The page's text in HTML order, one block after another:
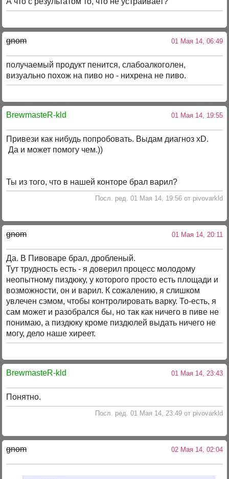
gnom 01 Мая 14, 06:49
получаемый продукт пенится, слабоалкоголен,
визуально похож на пиво но - нихрена не пиво.
BrewmasteR-kld 01 Мая 14, 19:55
Привези как нибудь попробовать. Выдам диагноз xD.
Да и может помогу чем.))
Ты из того, что в нашей конторе брал варил?
Посл. ред. 01 Мая 14, 19:56 от pivovarkld
gnom 01 Мая 14, 20:11
Да. В Пивоваре брал, дробленый.
Тут трудность есть - я доверил процесс молодому
неопытному пиздюку, у которого просто есть площади и
возможности, он и варил. К сожалению, я слишком
увлечен сэмом, чтобы контролировать варку. То-есть, я
сам может и разобрался бы, но так как ничего в пиве не
понимаю, а пиздюку кроме пиздюлей выдать ничего не
могу, дело наше хиреет.
BrewmasteR-kld 01 Мая 14, 23:43
Понятно.
Посл. ред. 01 Мая 14, 23:49 от pivovarkld
gnom 02 Мая 14, 02:04